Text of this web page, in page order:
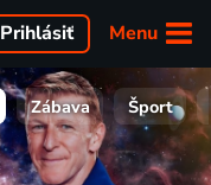
Menu
Prihlásiť
Zábava Šport